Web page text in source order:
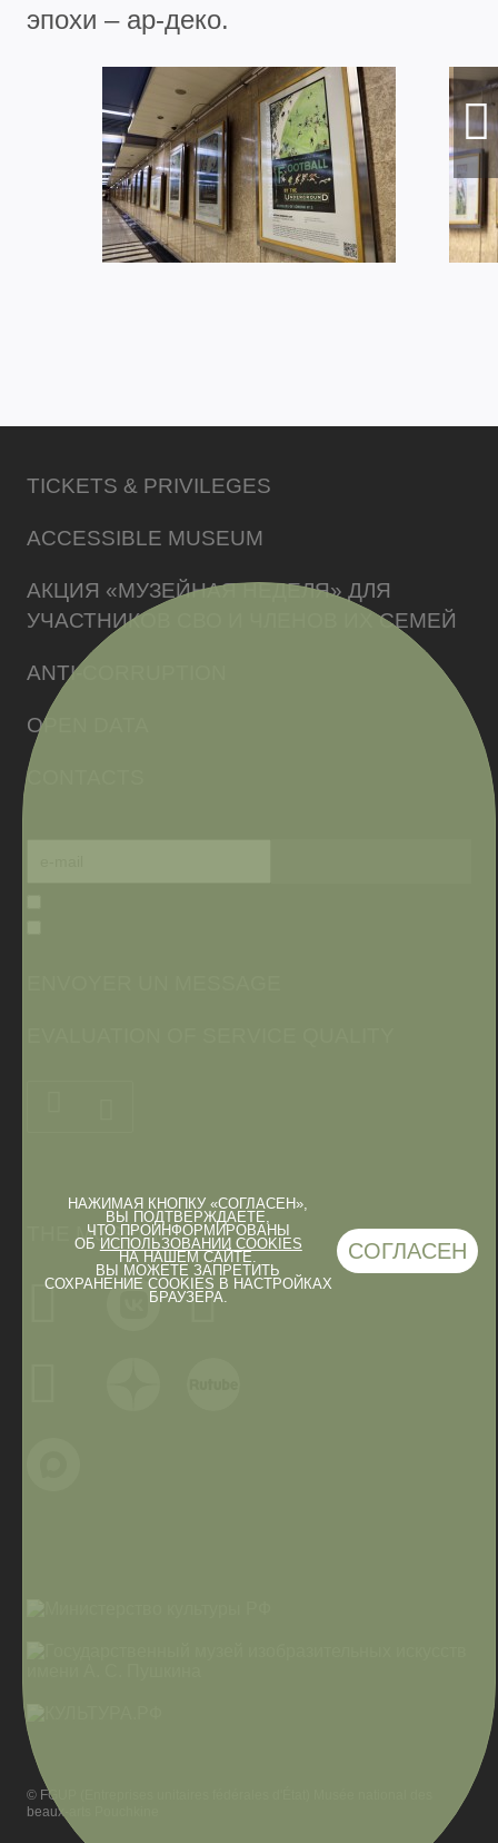
эпохи – ар-деко.
НАЖИМАЯ КНОПКУ «СОГЛАСЕН»,
ВЫ ПОДТВЕРЖДАЕТЕ,
ЧТО ПРОИНФОРМИРОВАНЫ
ОБ ИСПОЛЬЗОВАНИИ COOKIES
НА НАШЕМ САЙТЕ.
ВЫ МОЖЕТЕ ЗАПРЕТИТЬ
СОХРАНЕНИЕ COOKIES В НАСТРОЙКАХ
БРАУЗЕРА.
СОГЛАСЕН
TICKETS & PRIVILEGES
ACCESSIBLE MUSEUM
АКЦИЯ «МУЗЕЙНАЯ НЕДЕЛЯ» ДЛЯ
УЧАСТНИКОВ СВО И ЧЛЕНОВ ИХ СЕМЕЙ
ANTI-CORRUPTION
OPEN DATA
CONTACTS
THE MUSEUM IN
© FGUP (Entreprises unitaires fédérales d'État) Musée national des
beaux-arts Pouchkine